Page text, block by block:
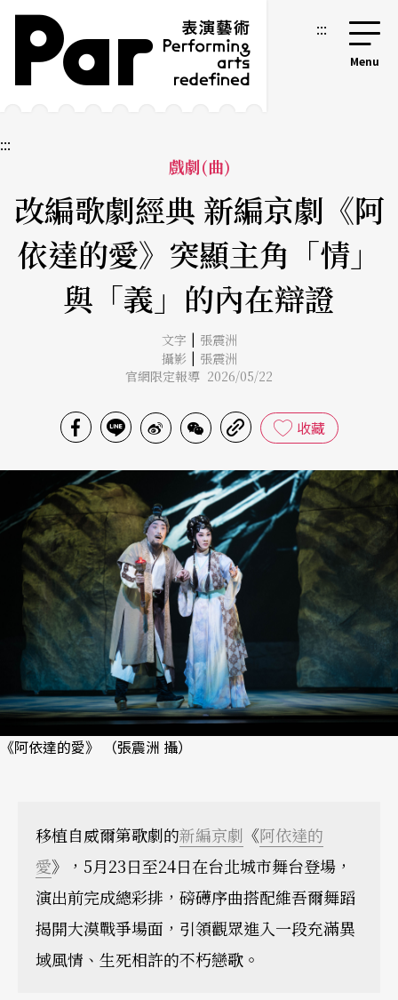
跳到主要內容區塊
網站導覽 :::
:::
戲劇(曲)
改編歌劇經典 新編京劇《阿
依達的愛》突顯主角「情」
與「義」的內在辯證
文字 | 張震洲
攝影 | 張震洲
官網限定報導 2026/05/22
收藏
《阿依達的愛》 （張震洲 攝）
移植自威爾第歌劇的新編京劇 《阿依達的
愛》，5月23日至24日在台北城市舞台登場，
演出前完成總彩排，磅礡序曲搭配維吾爾舞蹈
揭開大漠戰爭場面，引領觀眾進入一段充滿異
域風情、生死相許的不朽戀歌。